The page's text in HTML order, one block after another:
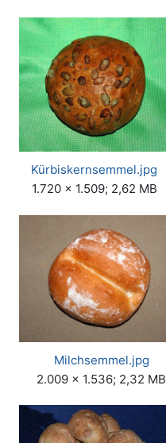
Kürbiskernsemmel.jpg
1.720 × 1.509; 2,62 MB
Milchsemmel.jpg
2.009 × 1.536; 2,32 MB